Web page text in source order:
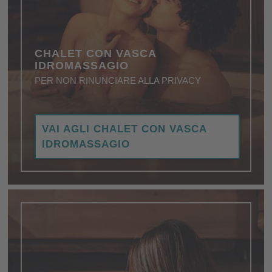
CHALET CON VASCA
IDROMASSAGIO
PER NON RINUNCIARE ALLA PRIVACY
favolosa negli chalet che fa battere forte i cuori degli
amanti del benessere.
VAI AGLI CHALET CON VASCA
IDROMASSAGIO